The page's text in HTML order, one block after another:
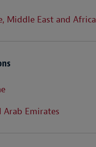
Middle East and Africa
Arab Emirates